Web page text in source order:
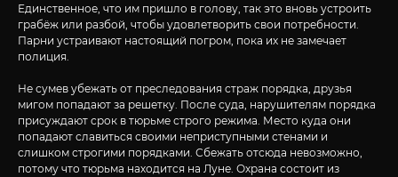
Единственное, что им пришло в голову, так это вновь устроить
грабёж или разбой, чтобы удовлетворить свои потребности.
Парни устраивают настоящий погром, пока их не замечает
полиция.
Не сумев убежать от преследования страж порядка, друзья
мигом попадают за решетку. После суда, нарушителям порядка
присуждают срок в тюрьме строго режима. Место куда они
попадают славиться своими неприступными стенами и
слишком строгими порядками. Сбежать отсюда невозможно,
потому что тюрьма находится на Луне. Охрана состоит из